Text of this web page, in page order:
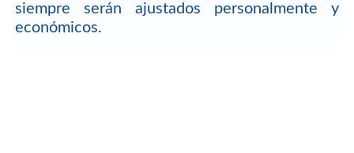
siempre serán ajustados personalmente y
económicos.